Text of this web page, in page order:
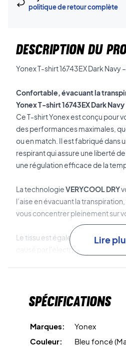
politique de retour complète
DESCRIPTION DU
Yonex T-shirt 16743EX Dark
Confortable, évacuant la
Yonex T-shirt 16743EX Dark Navy
Ce T-shirt Yonex est conçu pour
des performances maximales,
ou en match. Il est fabriqué dans
respirant qui assure une liberté
une régulation efficace de la
La technologieVERYCOOL DRY
l’aise en évacuant la
vous concentrer pleinement sur
Le tissu est également
causé par l'électricité statique et
votre Yonex T-shirt dès
Couleur : Blanc et bleu marine.
Matériau : 100 % polyester.
Lire
Spécifications
Marques:
Yonex
Couleur:
Bleu foncé